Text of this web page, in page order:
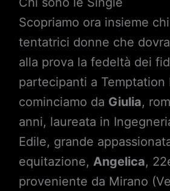
Scopriamo ora insieme
tentatrici donne che
alla prova la fedeltà dei
partecipanti a Temptation
cominciamo da Giulia,
anni, laureata in
Edile, grande
equitazione, Angelica,
proveniente da Mirano